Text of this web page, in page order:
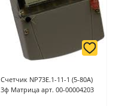
Счетчик NP73E.1-11-1 (5-80A)
3ф Матрица арт. 00-00004203